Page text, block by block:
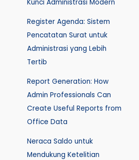
Kunci Administrasi Modern
Register Agenda: Sistem
Pencatatan Surat untuk
Administrasi yang Lebih
Tertib
Report Generation: How
Admin Professionals Can
Create Useful Reports from
Office Data
Neraca Saldo untuk
Mendukung Ketelitian